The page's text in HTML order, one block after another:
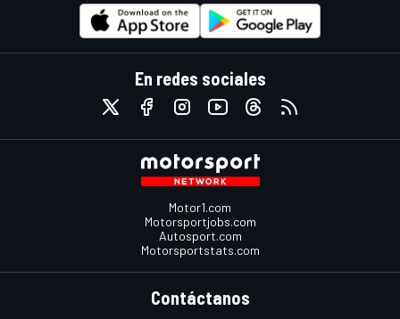
En redes sociales
Motor1.com
Motorsportjobs.com
Autosport.com
Motorsportstats.com
Contáctanos